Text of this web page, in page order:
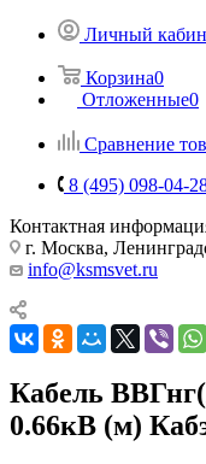
Личный
Корзина0
Отложенные0
Сравнение
8 (495) 098-04-
Контактная
г. Москва,
info@ksmsvet.ru
Кабель
0.66кВ (м)